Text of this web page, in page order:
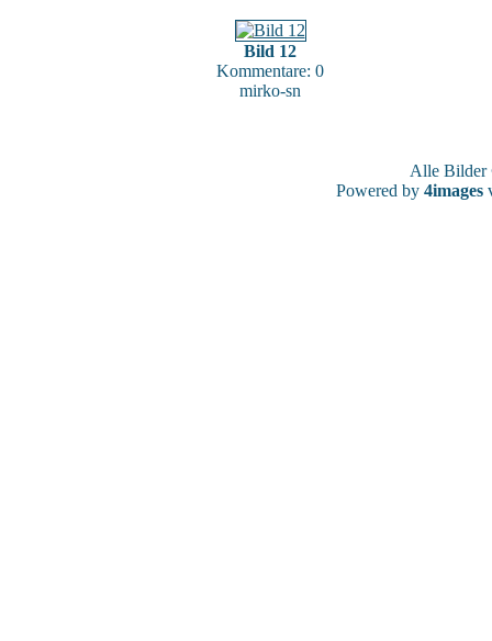
Bild 12
Kommentare: 0
mirko-sn
Alle
Powered by 4images